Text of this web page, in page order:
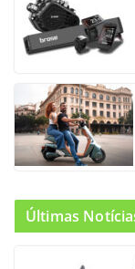
Últimas